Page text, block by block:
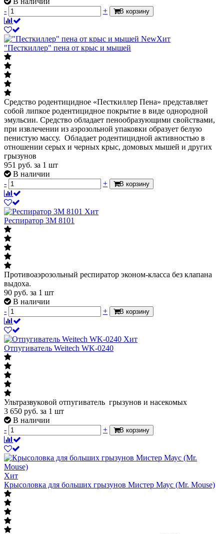
-
+ В корзину
NewХит
"Песткиллер" пена от крыс и мышей
Средство родентицидное «Песткиллер Пена» представляет
собой липкое родентицидное покрытие в виде однородной
эмульсии. Средство обладает пенообразующими свойствами,
при извлечении из аэрозольной упаковки образует белую
пенистую массу. Обладает родентицидной активностью в
отношении серых и черных крыс, домовых мышей и других
грызунов
951 руб. за 1 шт
В наличии
-
+ В корзину
Хит
Респиратор 3M 8101
Противоаэрозольный респиратор эконом-класса без клапана
выдоха.
90 руб. за 1 шт
В наличии
-
+ В корзину
Хит
Отпугиватель Weitech WK-0240
Ультразвуковой отпугиватель грызунов и насекомых
3 650 руб. за 1 шт
В наличии
-
+ В корзину
Хит
Крысоловка для больших грызунов Мистер Маус (Mr. Mouse)